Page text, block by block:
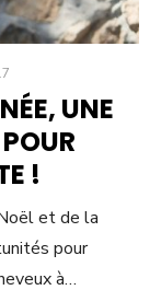
UNE
!
et de la
pour
à…